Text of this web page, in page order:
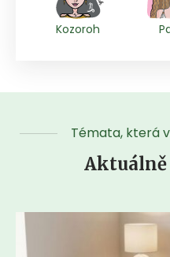
Kozoroh
Témata, která